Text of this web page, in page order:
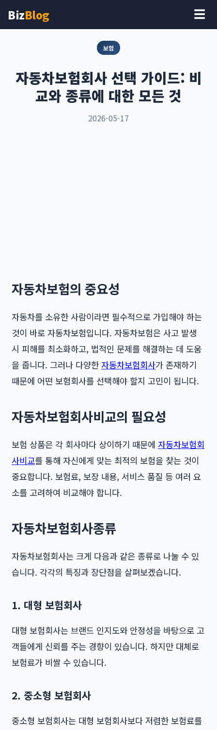
BizBlog ☰
보험
자동차보험회사 선택 가이드: 비
교와 종류에 대한 모든 것
2026-05-17
자동차보험의 중요성
자동차를 소유한 사람이라면 필수적으로 가입해야 하는
것이 바로 자동차보험입니다. 자동차보험은 사고 발생
시 피해를 최소화하고, 법적인 문제를 해결하는 데 도움
을 줍니다. 그러나 다양한 자동차보험회사가 존재하기
때문에 어떤 보험회사를 선택해야 할지 고민이 됩니다.
자동차보험회사비교의 필요성
보험 상품은 각 회사마다 상이하기 때문에 자동차보험회
사비교를 통해 자신에게 맞는 최적의 보험을 찾는 것이
중요합니다. 보험료, 보장 내용, 서비스 품질 등 여러 요
소를 고려하여 비교해야 합니다.
자동차보험회사종류
자동차보험회사는 크게 다음과 같은 종류로 나눌 수 있
습니다. 각각의 특징과 장단점을 살펴보겠습니다.
1. 대형 보험회사
대형 보험회사는 브랜드 인지도와 안정성을 바탕으로 고
객들에게 신뢰를 주는 경향이 있습니다. 하지만 대체로
보험료가 비쌀 수 있습니다.
2. 중소형 보험회사
중소형 보험회사는 대형 보험회사보다 저렴한 보험료를